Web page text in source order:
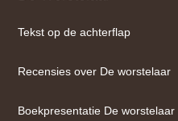
Tekst op de achterflap
Recensies over De worstelaar
Boekpresentatie De worstelaar